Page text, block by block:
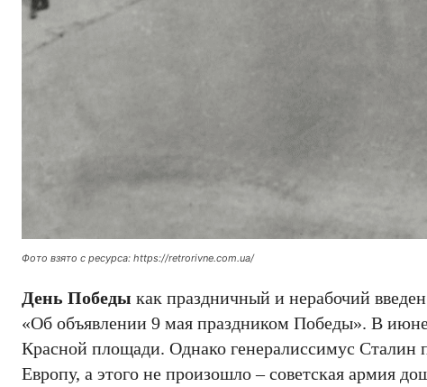
Фото взято с ресурса: https://retrorivne.com.ua/
День Победы как праздничный и нерабочий
«Об объявлении 9 мая праздником Победы». В
Красной площади. Однако генералиссимус Сталин
Европу, а этого не произошло – советская армия